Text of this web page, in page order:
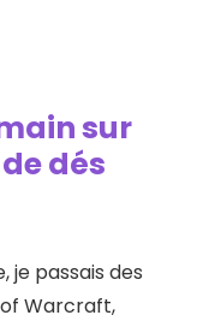
sur
dés
je passais des
Warcraft,